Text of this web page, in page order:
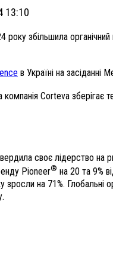
13:10
року збільшила
в Україні на засіданні
Corteva зберігає
своє лідерство на
Pioneer® на 20 та 9%
на 71%.